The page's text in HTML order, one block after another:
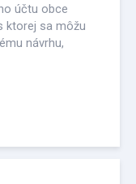
účtu obce
ktorej sa môžu
návrhu,